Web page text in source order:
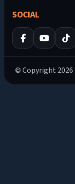
SOCIAL
© Copyright 2026